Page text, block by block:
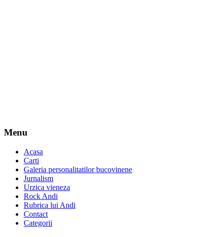
Menu
Acasa
Carti
Galeria personalitatilor bucovinene
Jurnalism
Urzica vieneza
Rock Andi
Rubrica lui Andi
Contact
Categorii